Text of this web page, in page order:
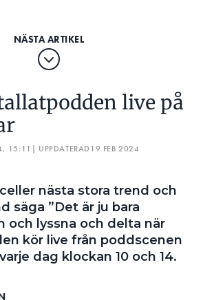
15:11
nästa stora trend och
säga ”Det är ju bara
och lyssna och delta när
kör live från poddscenen
lagra